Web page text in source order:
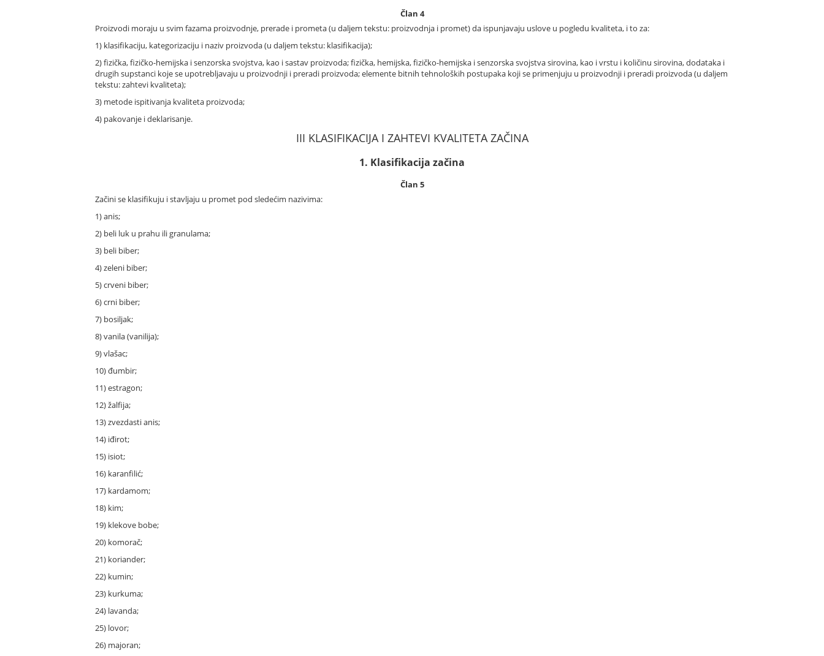
Član 4
Proizvodi moraju u svim fazama proizvodnje, prerade i prometa (u daljem tekstu: proizvodnja i promet) da ispunjavaju uslove u pogledu kvaliteta, i to za:
1) klasifikaciju, kategorizaciju i naziv proizvoda (u daljem tekstu: klasifikacija);
2) fizička, fizičko-hemijska i senzorska svojstva, kao i sastav proizvoda; fizička, hemijska, fizičko-hemijska i senzorska svojstva sirovina, kao i vrstu i količinu sirovina, dodataka i
drugih supstanci koje se upotrebljavaju u proizvodnji i preradi proizvoda; elemente bitnih tehnoloških postupaka koji se primenjuju u proizvodnji i preradi proizvoda (u daljem
tekstu: zahtevi kvaliteta);
3) metode ispitivanja kvaliteta proizvoda;
4) pakovanje i deklarisanje.
III KLASIFIKACIJA I ZAHTEVI KVALITETA ZAČINA
1. Klasifikacija začina
Član 5
Začini se klasifikuju i stavljaju u promet pod sledećim nazivima:
1) anis;
2) beli luk u prahu ili granulama;
3) beli biber;
4) zeleni biber;
5) crveni biber;
6) crni biber;
7) bosiljak;
8) vanila (vanilija);
9) vlašac;
10) đumbir;
11) estragon;
12) žalfija;
13) zvezdasti anis;
14) iđirot;
15) isiot;
16) karanfilić;
17) kardamom;
18) kim;
19) klekove bobe;
20) komorač;
21) koriander;
22) kumin;
23) kurkuma;
24) lavanda;
25) lovor;
26) majoran;